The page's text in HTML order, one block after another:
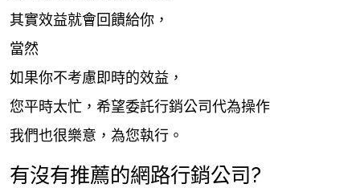
其實效益就會回饋給你，
當然
如果你不考慮即時的效益，
您平時太忙，希望委託行銷公司代為操作
我們也很樂意，為您執行。
有沒有推薦的網路行銷公司?